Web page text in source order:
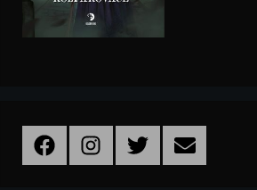
FacebookInstagramTwitter Email